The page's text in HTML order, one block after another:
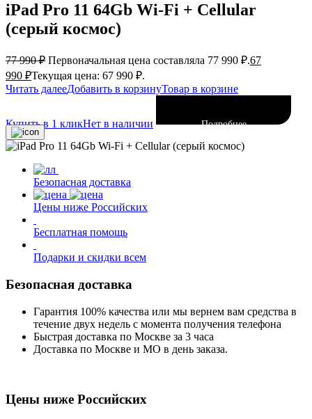
iPad Pro 11 64Gb Wi-Fi + Cellular
(серый космос)
77 990₽ Первоначальная цена составляла 77 990 ₽.67
990 ₽Текущая цена: 67 990 ₽.
Читать далееДобавить в корзинуТовар в корзине
Купить в 1 кликНет в наличии Подробнее
Безопасная доставка
Цены ниже Российских
Бесплатная помощь
Подарки и скидки всем
Безопасная доставка
Гарантия 100% качества или мы вернем вам средства в
течение двух недель с момента получения телефона
Быстрая доставка по Москве за 3 часа
Доставка по Москве и МО в день заказа.
Цены ниже Российских